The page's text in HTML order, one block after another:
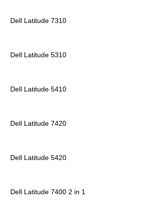
Dell Latitude 7310
Dell Latitude 5310
Dell Latitude 5410
Dell Latitude 7420
Dell Latitude 5420
Dell Latitude 7400 2 in 1